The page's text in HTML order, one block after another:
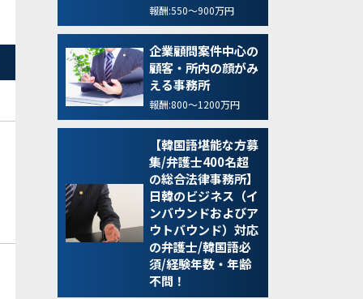
報酬:550～900万円
企業顧問案件中心の
顧客・所内の顔がみ
える事務所
報酬:800～1200万円
【韓国語堪能な方募
集/弁護士400名超
の総合法律事務所】
日韓のビジネス（イ
ンバウンドおよびア
ウトバウンド）対応
の弁護士/韓国語必
須/経験年数・年齢
不問！